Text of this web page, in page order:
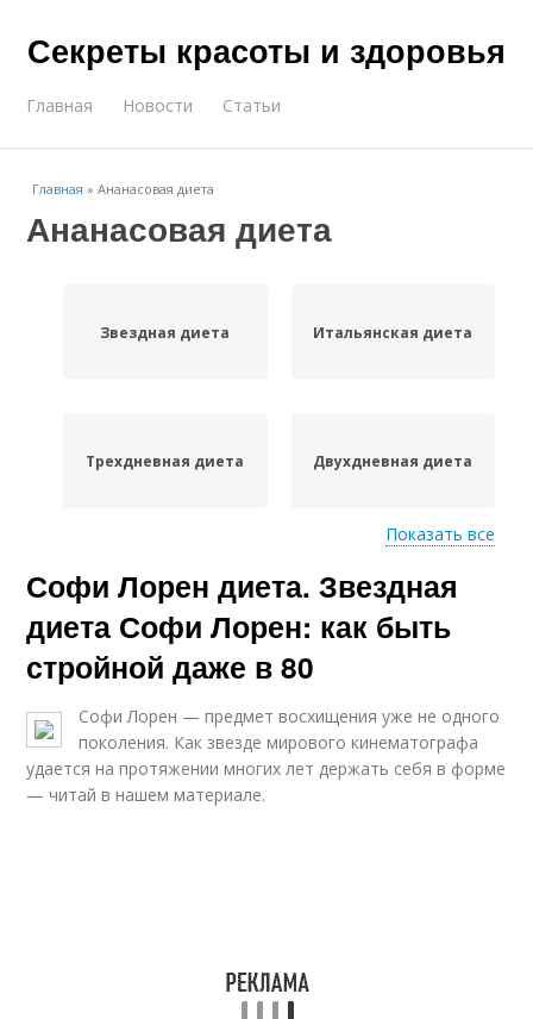
Секреты красоты и здоровья
Главная Новости Статьи
Главная »Ананасовая диета
Ананасовая диета
Звездная диета Итальянская диета
Трехдневная диета Двухдневная диета
Диета на основе Диета для похудения
Диета на ананасах
монодиета
Показать все
Софи Лорен диета. Звездная
диета Софи Лорен: как быть
стройной даже в 80
Софи Лорен — предмет восхищения уже не одного
поколения. Как звезде мирового кинематографа
удается на протяжении многих лет держать себя в форме
— читай в нашем материале.